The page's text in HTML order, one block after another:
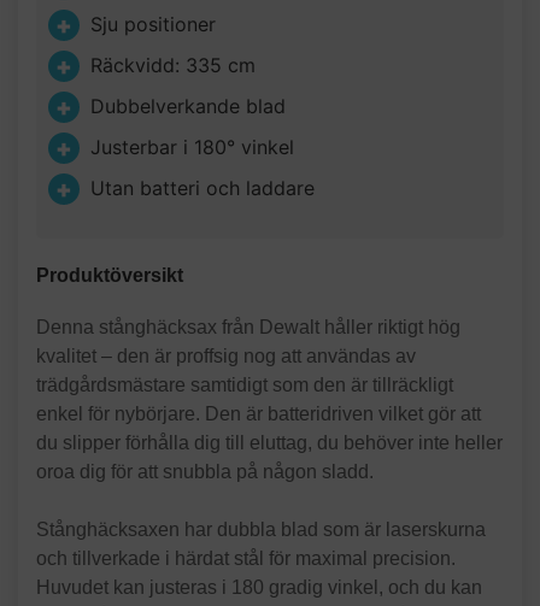
Sju positioner
Räckvidd: 335 cm
Dubbelverkande blad
Justerbar i 180° vinkel
Utan batteri och laddare
Produktöversikt
Denna stånghäcksax från Dewalt håller riktigt hög
kvalitet – den är proffsig nog att användas av
trädgårdsmästare samtidigt som den är tillräckligt
enkel för nybörjare. Den är batteridriven vilket gör att
du slipper förhålla dig till eluttag, du behöver inte heller
oroa dig för att snubbla på någon sladd.
Stånghäcksaxen har dubbla blad som är laserskurna
och tillverkade i härdat stål för maximal precision.
Huvudet kan justeras i 180 gradig vinkel, och du kan